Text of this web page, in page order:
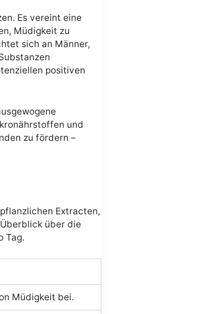
Es vereint eine
Müdigkeit zu
sich an Männer,
positiven
und
zu fördern –
Extracten,
über die
Tag.
Müdigkeit bei.